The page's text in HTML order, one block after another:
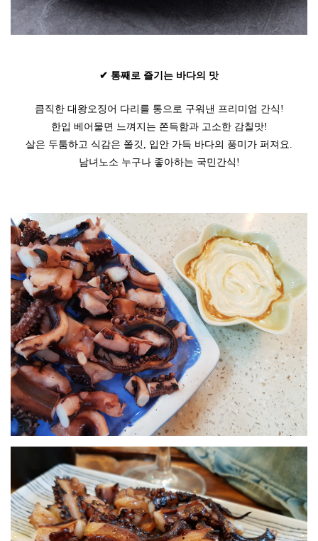
✔ 통째로 즐기는 바다의 맛
큼직한 대왕오징어 다리를 통으로 구워낸 프리미엄 간식!
한입 베어물면 느껴지는 쫀득함과 고소한 감칠맛!
살은 두툼하고 식감은 쫄깃, 입안 가득 바다의 풍미가 퍼져요.
남녀노소 누구나 좋아하는 국민간식!